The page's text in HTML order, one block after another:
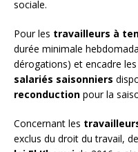
sociale.
Pour les travailleurs à
durée minimale
dérogations) et encadre
salariés saisonniers
reconduction pour la
Concernant les
exclus du droit du travail,